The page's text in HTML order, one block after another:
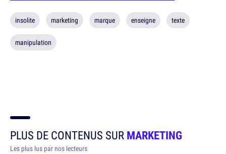
insolite marketing marque enseigne texte
manipulation
PLUS DE CONTENUS SURMARKETING
Les plus lus par nos lecteurs